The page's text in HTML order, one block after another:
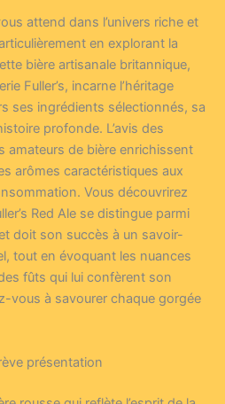
attend dans l’univers riche et
en explorant la
bière artisanale britannique,
Fuller’s, incarne l’héritage
ses ingrédients sélectionnés, sa
profonde. L’avis des
amateurs de bière enrichissent
arômes caractéristiques aux
Vous découvrirez
Red Ale se distingue parmi
doit son succès à un savoir-
tout en évoquant les nuances
fûts qui lui confèrent son
vous à savourer chaque gorgée
présentation